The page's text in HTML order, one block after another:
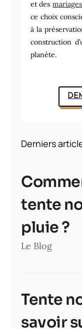
et des
ce choix
à la
construction
planète.
Derniers
tente
pluie ?
Le Blog
Tente
savoir